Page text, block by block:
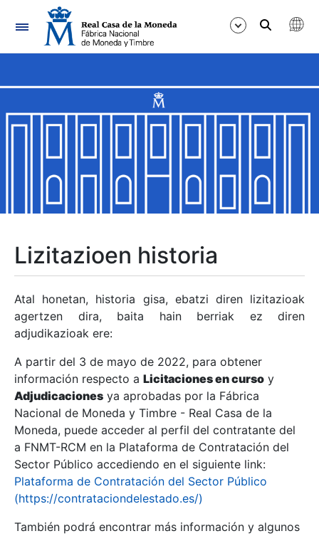
Nabigazioa
Erakutsi/Ezkutatu
Erakutsi/Ezkutatu
Erakutsi/Ezkutatu
Erakutsi/Ezkutatu
Erakutsi/Ezkutatu
Erakutsi/Ezkutatu
Erakutsi/Ezkutatu
Lizitazioen historia
Atal honetan, historia gisa, ebatzi diren lizitazioak
agertzen dira, baita hain berriak ez diren
adjudikazioak ere:
A partir del 3 de mayo de 2022, para obtener
información respecto a Licitaciones en curso y
Adjudicaciones ya aprobadas por la Fábrica
Nacional de Moneda y Timbre - Real Casa de la
Moneda, puede acceder al perfil del contratante del
a FNMT-RCM en la Plataforma de Contratación del
Sector Público accediendo en el siguiente link:
Plataforma de Contratación del Sector Público
(https://contrataciondelestado.es/)
También podrá encontrar más información y algunos